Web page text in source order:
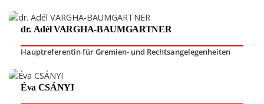
dr. Adél VARGHA-BAUMGARTNER
Hauptreferentin für Gremien- und Rechtsangelegenheiten
Éva CSÁNYI